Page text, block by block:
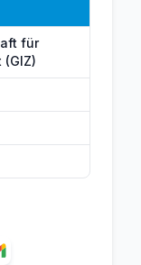
für